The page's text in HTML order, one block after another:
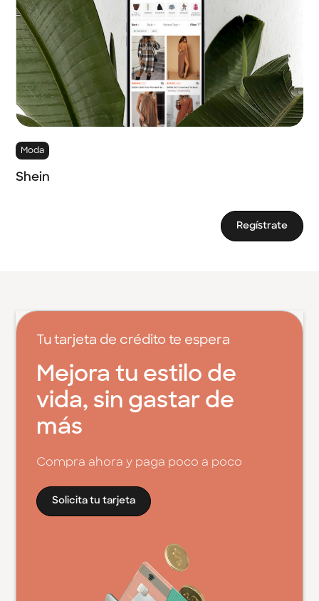
Moda
Shein
Regístrate
Tu tarjeta de crédito te espera
Mejora tu estilo de
vida, sin gastar de
más
Compra ahora y paga poco a poco
Solicita tu tarjeta